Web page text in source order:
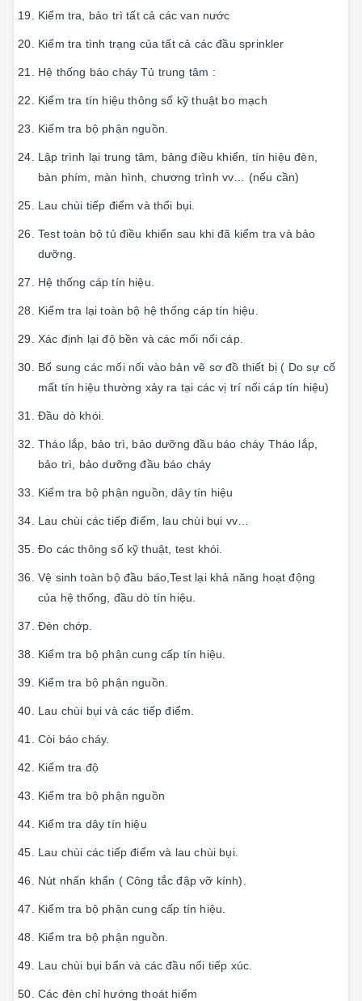
Kiểm tra, bảo trì tất cả các van nước
Kiểm tra tình trạng của tất cả các đầu sprinkler
Hệ thống báo cháy Tủ trung tâm :
Kiểm tra tín hiệu thông số kỹ thuật bo mạch
Kiếm tra bộ phận nguồn.
Lập trình lại trung tâm, bảng điều khiển, tín hiệu đèn,
bàn phím, màn hình, chương trình vv… (nếu cần)
Lau chùi tiếp điểm và thổi bụi.
Test toàn bộ tủ điều khiển sau khi đã kiểm tra và bảo
dưỡng.
Hệ thống cáp tín hiệu.
Kiểm tra lại toàn bộ hệ thống cáp tín hiệu.
Xác định lại độ bền và các mối nối cáp.
Bổ sung các mối nối vào bản vẽ sơ đồ thiết bị ( Do sự cố
mất tín hiệu thường xảy ra tại các vị trí nối cáp tín hiệu)
Đầu dò khói.
Tháo lắp, bảo trì, bảo dưỡng đầu báo cháy Tháo lắp,
bảo trì, bảo dưỡng đầu báo cháy
Kiểm tra bộ phận nguồn, dây tín hiệu
Lau chùi các tiếp điểm, lau chùi bụi vv…
Đo các thông số kỹ thuật, test khói.
Vệ sinh toàn bộ đầu báo,Test lại khả năng hoạt động
của hệ thống, đầu dò tín hiệu.
Đèn chớp.
Kiểm tra bộ phận cung cấp tín hiệu.
Kiểm tra bộ phận nguồn.
Lau chùi bụi và các tiếp điểm.
Còi báo cháy.
Kiểm tra độ
Kiểm tra bộ phận nguồn
Kiểm tra dây tín hiệu
Lau chùi các tiếp điểm và lau chùi bụi.
Nút nhấn khẩn ( Công tắc đập vỡ kính).
Kiểm tra bộ phận cung cấp tín hiệu.
Kiểm tra bộ phận nguồn.
Lau chùi bụi bẩn và các đầu nối tiếp xúc.
Các đèn chỉ hướng thoát hiểm